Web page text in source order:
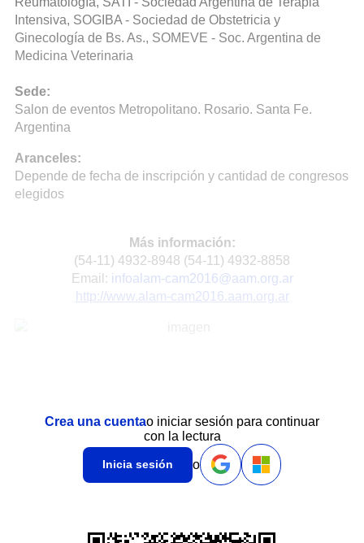
Intensiva, SOGIBA - Sociedad de Obstetricia y
Ginecología de Bs. As., SOMEVE - Soc. Argentina de
Medicina Veterinaria
Sede:
Salon de eventos Metropolitano. Rosario. Santa Fe.
Argentina
Aranceles:
Depende de fecha de inscripción y cantidad de congresos
elegidos
Más información:
(54-11) 4932-8948 (54-11) 4932-8858
Email: infoalam-cam2016@aam.org.ar
http://www.alam-cam2016.aam.org.ar
Crea una cuentao iniciar sesión para continuar
con la lectura
Inicia sesión o